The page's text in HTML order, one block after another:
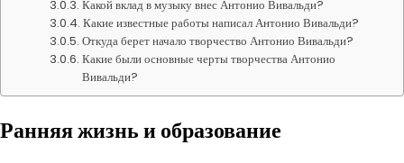
Какой вклад в музыку внес Антонио Вивальди?
Какие известные работы написал Антонио Вивальди?
Откуда берет начало творчество Антонио Вивальди?
Какие были основные черты творчества Антонио
Вивальди?
Ранняя жизнь и образование